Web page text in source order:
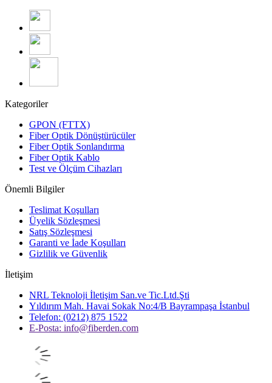
Kategoriler
GPON (FTTX)
Fiber Optik Dönüştürücüler
Fiber Optik Sonlandırma
Fiber Optik Kablo
Test ve Ölçüm Cihazları
Önemli Bilgiler
Teslimat Koşulları
Üyelik Sözleşmesi
Satış Sözleşmesi
Garanti ve İade Koşulları
Gizlilik ve Güvenlik
İletişim
NRL Teknoloji İletişim San.ve Tic.Ltd.Şti
Yıldırım Mah. Havai Sokak No:4/B Bayrampaşa İstanbul
Telefon: (0212) 875 1522
E-Posta: info@fiberden.com